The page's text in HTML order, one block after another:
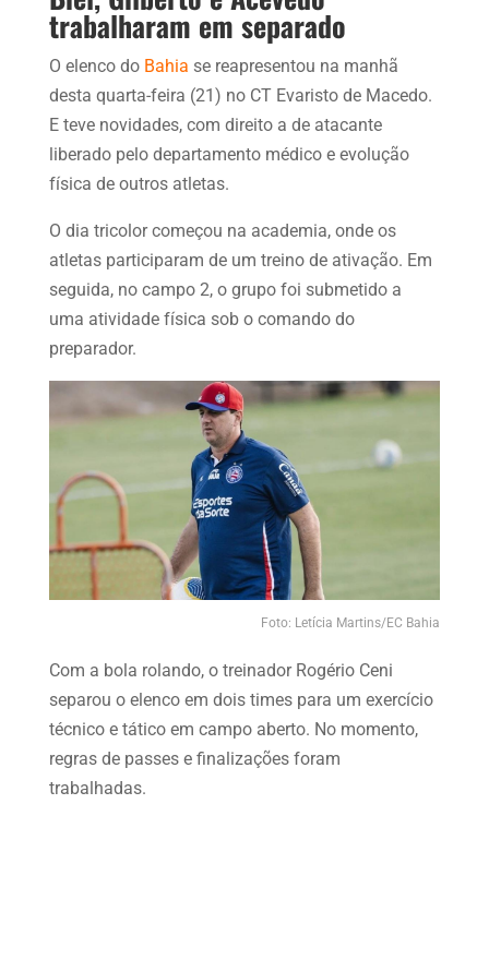
trabalharam em separado
O elenco do Bahia se reapresentou na manhã
desta quarta-feira (21) no CT Evaristo de Macedo.
E teve novidades, com direito a de atacante
liberado pelo departamento médico e evolução
física de outros atletas.
O dia tricolor começou na academia, onde os
atletas participaram de um treino de ativação. Em
seguida, no campo 2, o grupo foi submetido a
uma atividade física sob o comando do
preparador.
Foto: Letícia Martins/EC Bahia
Com a bola rolando, o treinador Rogério Ceni
separou o elenco em dois times para um exercício
técnico e tático em campo aberto. No momento,
regras de passes e finalizações foram
trabalhadas.